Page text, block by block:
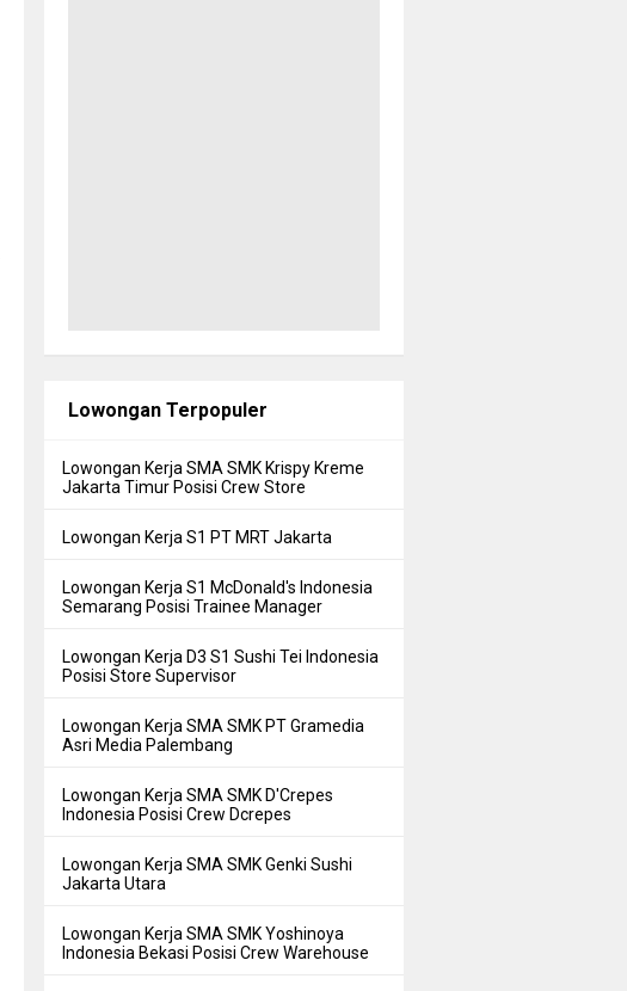
Lowongan Terpopuler
Lowongan Kerja SMA SMK Krispy Kreme
Jakarta Timur Posisi Crew Store
Lowongan Kerja S1 PT MRT Jakarta
Lowongan Kerja S1 McDonald's Indonesia
Semarang Posisi Trainee Manager
Lowongan Kerja D3 S1 Sushi Tei Indonesia
Posisi Store Supervisor
Lowongan Kerja SMA SMK PT Gramedia
Asri Media Palembang
Lowongan Kerja SMA SMK D'Crepes
Indonesia Posisi Crew Dcrepes
Lowongan Kerja SMA SMK Genki Sushi
Jakarta Utara
Lowongan Kerja SMA SMK Yoshinoya
Indonesia Bekasi Posisi Crew Warehouse